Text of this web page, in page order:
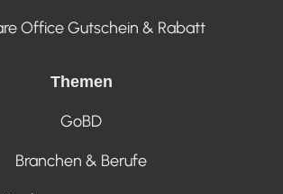
Office Gutschein & Rabatt
Themen
GoBD
Branchen & Berufe